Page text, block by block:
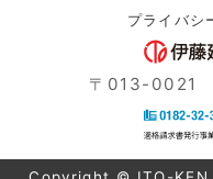
プライバシ
〒013-0021